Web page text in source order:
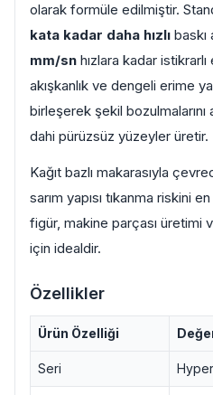
olarak formüle edilmiştir.
kata kadar daha hızlı baskı
mm/sn hızlara kadar
akışkanlık ve dengeli erime
birleşerek şekil bozulmalarını
dahi pürüzsüz yüzeyler üretir.
Kağıt bazlı makarasıyla
sarım yapısı tıkanma riskini
figür, makine parçası üretimi
için idealdir.
Özellikler
Ürün Özelliği
Seri